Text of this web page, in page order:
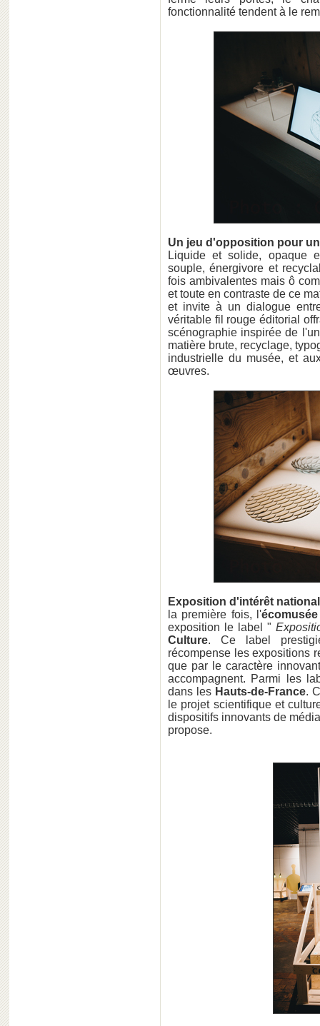
fonctionnalité tendent à le
Un jeu d'opposition pour
Liquide et solide, opaque
souple, énergivore et
fois ambivalentes mais ô
et toute en contraste de ce
et invite à un dialogue
véritable fil rouge éditorial
scénographie inspirée de
matière brute, recyclage,
industrielle du musée, et
œuvres.
Exposition d'intérêt
la première fois, l'
exposition le label "
Culture. Ce label
récompense les expositions
que par le caractère
accompagnent. Parmi les
dans les Hauts-de-France.
le projet scientifique et
dispositifs innovants de
propose.